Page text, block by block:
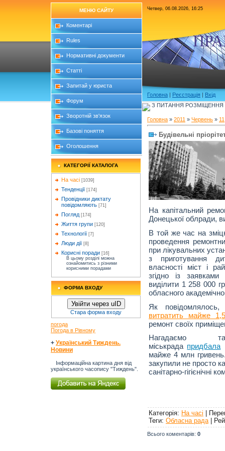
МЕНЮ САЙТУ
Коментарі
Rules
Нормативні документи
Статті
Запитай у юриста
Форум
Зворотній зв'язок
Базові поняття
Оголошення
КАТЕГОРІЇ КАТАЛОГА
На часі [1039]
Тенденції [174]
Провідники диктату
повідомляють [71]
Погляд [174]
Життя групи [120]
Технології [7]
Люди дії [8]
Корисні поради [16]
В цьому розділі можна
ознайомитись з різними
корисними порадами
ФОРМА ВХОДУ
Увійти через uID
Стара форма входу
погода
Погода в Рівному
+ Український Тиждень.
Новини
Інформаційна картина дня від
українського часопису "Тиждень".
Четвер, 06.08.2026, 16:25
Головна | Реєстрація | Вхід
З ПИТАННЯ РОЗМІЩЕННЯ
Головна » 2011 » Червень » 11
Будівельні
На капітальний
Донецької облради,
В той же час на
проведення
при лікувальних
з приготування
власності міст і
згідно із
виділити 1 258 000
обласного
Як повідомлялось,
витратить майже
ремонт своїх
Нагадаємо
міськрада придбала
майже 4 млн
закупили не просто
санітарно-гігієнічні
Категорія: На часі |
Теги: Обласна рада |
Всього коментарів: 0